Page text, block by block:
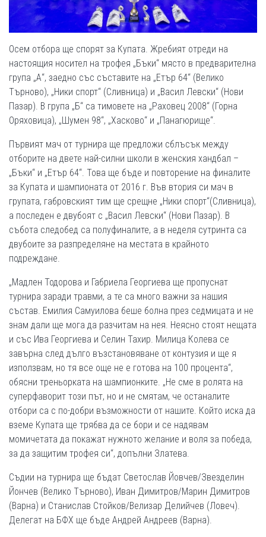
Осем отбора ще спорят за Купата. Жребият отреди на
настоящия носител на трофея „Бъки“ място в предварителна
група „А“, заедно със съставите на „Етър 64“ (Велико
Търново), „Ники спорт“ (Сливница) и „Васил Левски“ (Нови
Пазар). В група „Б“ са тимовете на „Раховец 2008“ (Горна
Оряховица), „Шумен 98“, „Хасково“ и „Панагюрище“.
Първият мач от турнира ще предложи сблъсък между
отборите на двете най-силни школи в женския хандбал –
„Бъки“ и „Етър 64“. Това ще бъде и повторение на финалите
за Купата и шампионата от 2016 г. Във втория си мач в
групата, габровският тим ще срещне „Ники спорт“(Сливница),
а последен е двубоят с „Васил Левски“ (Нови Пазар). В
събота следобед са полуфиналите, а в неделя сутринта са
двубоите за разпределяне на местата в крайното
подреждане.
„Мадлен Тодорова и Габриела Георгиева ще пропуснат
турнира заради травми, а те са много важни за нашия
състав. Емилия Самуилова беше болна през седмицата и не
знам дали ще мога да разчитам на нея. Неясно стоят нещата
и със Ива Георгиева и Селин Тахир. Милица Колева се
завърна след дълго възстановяване от контузия и ще я
използвам, но тя все още не е готова на 100 процента“,
обясни треньорката на шампионките. „Не сме в ролята на
суперфаворит този път, но и не смятам, че останалите
отбори са с по-добри възможности от нашите. Който иска да
вземе Купата ще трябва да се бори и се надявам
момичетата да покажат нужното желание и воля за победа,
за да защитим трофея си“, допълни Златева.
Съдии на турнира ще бъдат Светослав Йовчев/Звезделин
Йончев (Велико Търново), Иван Димитров/Марин Димитров
(Варна) и Станислав Стойков/Велизар Делийчев (Ловеч).
Делегат на БФХ ще бъде Андрей Андреев (Варна).